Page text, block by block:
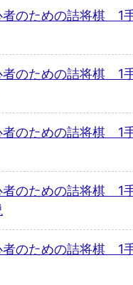
者のための詰将棋 1
者のための詰将棋 1
者のための詰将棋 1
者のための詰将棋 1
者のための詰将棋 1